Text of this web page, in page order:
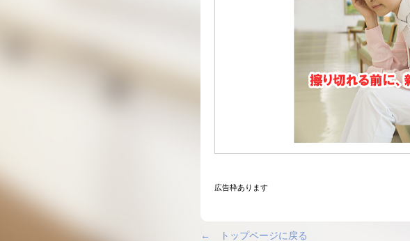
広告枠あります
← トップページに戻る